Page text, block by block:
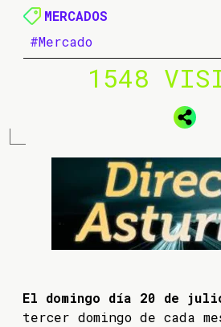
MERCADOS
#Mercado
1548
El domingo día 20 de
tercer domingo de cada